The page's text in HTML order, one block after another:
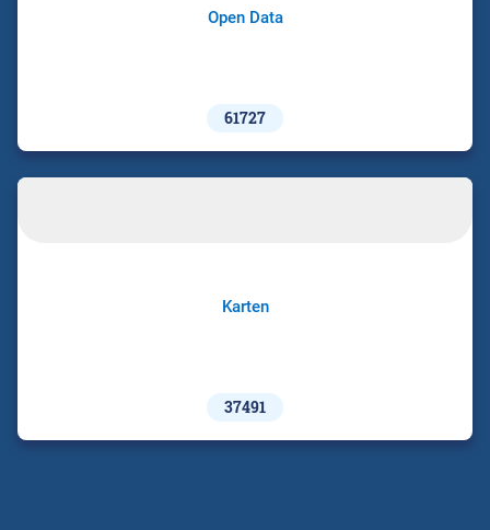
Open Data
61727
Karten
37491